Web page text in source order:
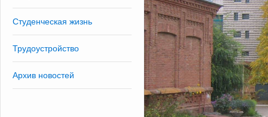
Студенческая жизнь
Трудоустройство
Архив новостей